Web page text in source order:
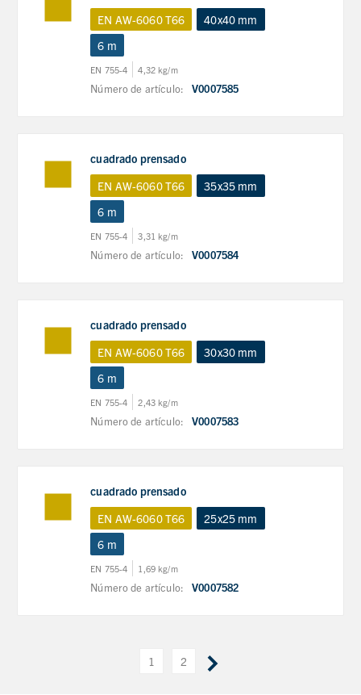
EN AW-6060 T66
40x40 mm
6 m
EN 755-4 4,32 kg/m
Número de artículo: V0007585
cuadrado prensado
EN AW-6060 T66
35x35 mm
6 m
EN 755-4 3,31 kg/m
Número de artículo: V0007584
cuadrado prensado
EN AW-6060 T66
30x30 mm
6 m
EN 755-4 2,43 kg/m
Número de artículo: V0007583
cuadrado prensado
EN AW-6060 T66
25x25 mm
6 m
EN 755-4 1,69 kg/m
Número de artículo: V0007582
1 2